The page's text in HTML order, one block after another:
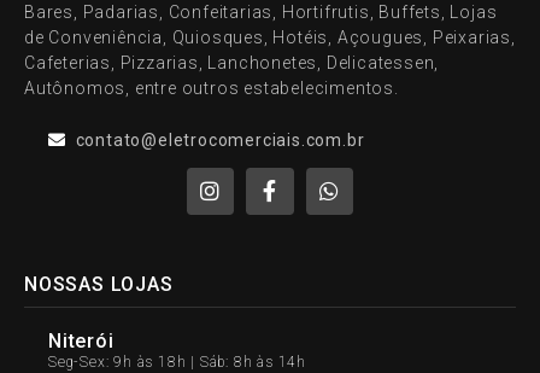
Bares, Padarias, Confeitarias, Hortifrutis, Buffets, Lojas
de Conveniência, Quiosques, Hotéis, Açougues, Peixarias,
Cafeterias, Pizzarias, Lanchonetes, Delicatessen,
Autônomos, entre outros estabelecimentos.
contato@eletrocomerciais.com.br
NOSSAS LOJAS
Niterói
Seg-Sex: 9h às 18h | Sáb: 8h às 14h